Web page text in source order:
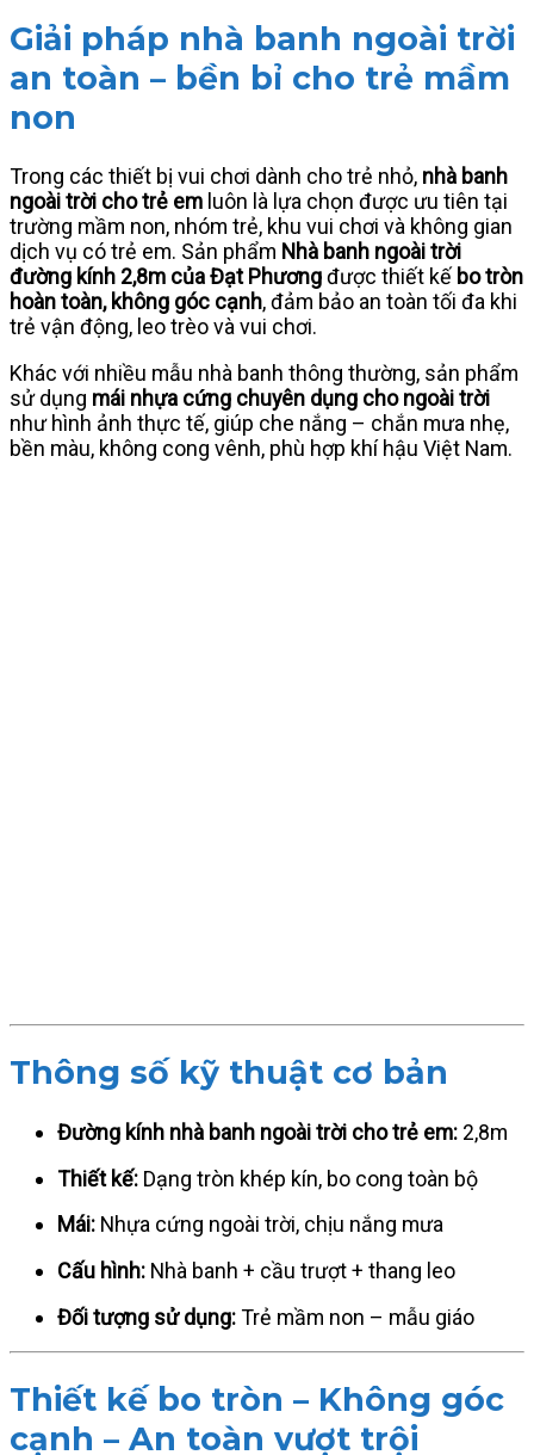
Giải pháp nhà banh ngoài trời
an toàn – bền bỉ cho trẻ mầm
non
Trong các thiết bị vui chơi dành cho trẻ nhỏ, nhà banh
ngoài trời cho trẻ em luôn là lựa chọn được ưu tiên tại
trường mầm non, nhóm trẻ, khu vui chơi và không gian
dịch vụ có trẻ em. Sản phẩm Nhà banh ngoài trời
đường kính 2,8m của Đạt Phươngđược thiết kế bo tròn
hoàn toàn, không góc cạnh, đảm bảo an toàn tối đa khi
trẻ vận động, leo trèo và vui chơi.
Khác với nhiều mẫu nhà banh thông thường, sản phẩm
sử dụng mái nhựa cứng chuyên dụng cho ngoài trời
như hình ảnh thực tế, giúp che nắng – chắn mưa nhẹ,
bền màu, không cong vênh, phù hợp khí hậu Việt Nam.
Thông số kỹ thuật cơ bản
Đường kính nhà banh ngoài trời cho trẻ em: 2,8m
Thiết kế: Dạng tròn khép kín, bo cong toàn bộ
Mái: Nhựa cứng ngoài trời, chịu nắng mưa
Cấu hình: Nhà banh + cầu trượt + thang leo
Đối tượng sử dụng: Trẻ mầm non – mẫu giáo
Thiết kế bo tròn – Không góc
cạnh – An toàn vượt trội